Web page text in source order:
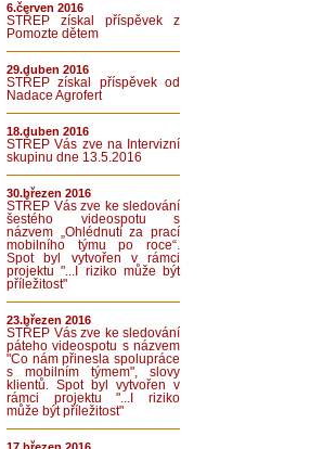
6.červen 2016
STŘEP získal příspěvek z
Pomozte dětem
29.duben 2016
STŘEP získal příspěvek od
Nadace Agrofert
18.duben 2016
STŘEP Vás zve na Intervizní
skupinu dne 13.5.2016
30.březen 2016
STŘEP Vás zve ke sledování
šestého videospotu s
názvem „Ohlédnutí za prací
mobilního týmu po roce“.
Spot byl vytvořen v rámci
projektu "...I riziko může být
příležitost"
23.březen 2016
STŘEP Vás zve ke sledování
páteho videospotu s názvem
"Co nám přinesla spolupráce
s mobilním týmem", slovy
klientů. Spot byl vytvořen v
rámci projektu "...I riziko
může být příležitost"